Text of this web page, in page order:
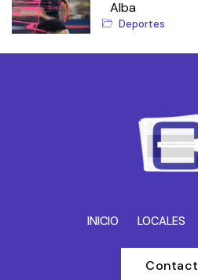
Alba
Deportes
INICIO LOCALES